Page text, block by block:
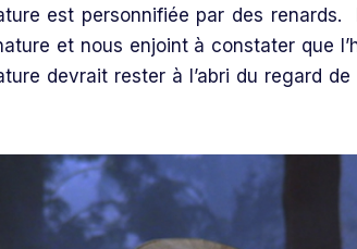
est personnifiée par des
et nous enjoint à constater que
devrait rester à l’abri du regard